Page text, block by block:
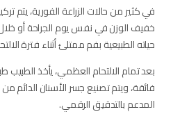
في كثير من حالات الزراعة الفورية،
خفيف الوزن في نفس يوم الجراحة أو
حياته الطبيعية بفم ممتلئ أثناء فترة
بعد تمام الالتحام العظمي، يأخذ الطبيب
فائقة، ويتم تصنيع جسر الأسنان الدائم
المدعم بالتدقيق الرقمي.